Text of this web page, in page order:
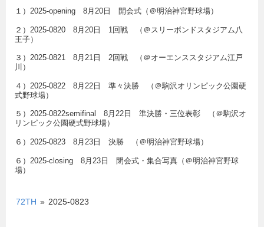
１）2025-opening 8月20日 開会式（＠明治神宮野球場）
２）2025-0820 8月20日 1回戦 （＠スリーボンドスタジアム八
王子）
３）2025-0821 8月21日 2回戦 （＠オーエンススタジアム江戸
川）
４）2025-0822 8月22日 準々決勝 （＠駒沢オリンピック公園硬
式野球場）
５）2025-0822semifinal 8月22日 準決勝・三位表彰 （＠駒沢オ
リンピック公園硬式野球場）
６）2025-0823 8月23日 決勝 （＠明治神宮野球場）
６）2025-closing 8月23日 閉会式・集合写真（＠明治神宮野球
場）
72TH » 2025-0823